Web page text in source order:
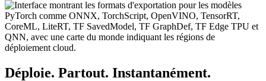
Déploie. Partout. Instantanément.